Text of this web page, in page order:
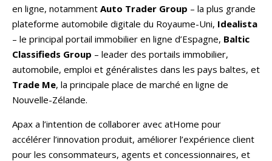
en ligne, notamment Auto Trader Group – la plus grande
plateforme automobile digitale du Royaume-Uni, Idealista
– le principal portail immobilier en ligne d’Espagne, Baltic
Classifieds Group – leader des portails immobilier,
automobile, emploi et généralistes dans les pays baltes, et
Trade Me, la principale place de marché en ligne de
Nouvelle-Zélande.
Apax a l’intention de collaborer avec atHome pour
accélérer l’innovation produit, améliorer l’expérience client
pour les consommateurs, agents et concessionnaires, et